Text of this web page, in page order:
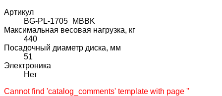
Артикул
BG-PL-1705_MBBK
Максимальная весовая нагрузка, кг
440
Посадочный диаметр диска, мм
51
Электроника
Нет
Cannot find 'catalog_comments' template with page ''